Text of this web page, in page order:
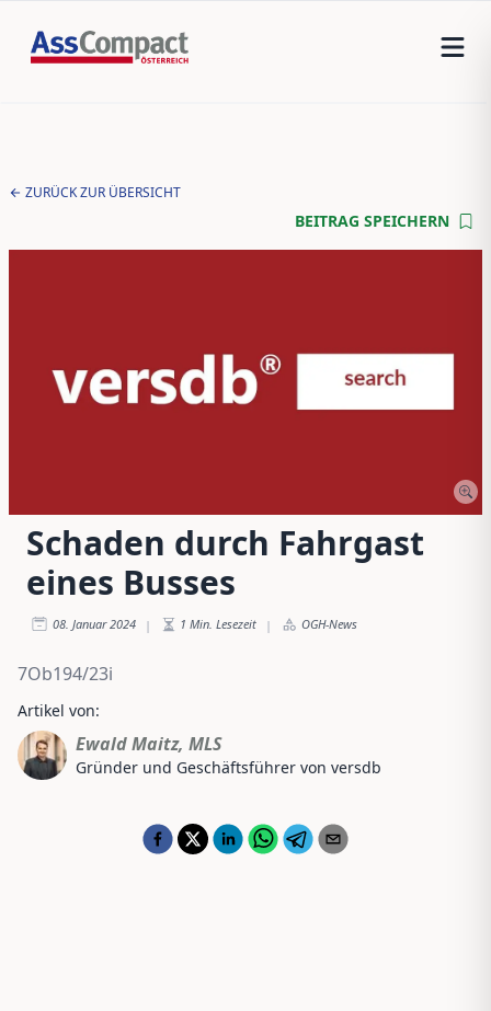
ZURÜCK ZUR ÜBERSICHT
BEITRAG SPEICHERN
Schaden durch Fahrgast
eines Busses
08. Januar 2024 | 1 Min. Lesezeit | OGH-News
7Ob194/23i
Artikel von:
Ewald Maitz, MLS
Gründer und Geschäftsführer von versdb